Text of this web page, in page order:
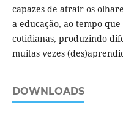
capazes de atrair os
a educação, ao tempo
cotidianas, produzindo
muitas vezes
DOWNLOADS